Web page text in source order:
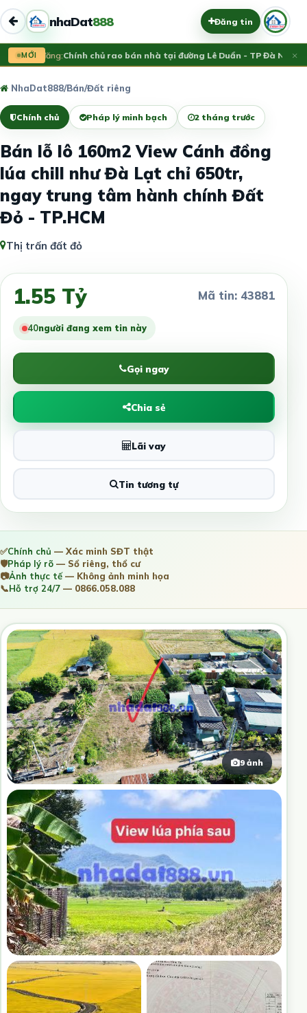
nhaDat888 Đăng tin
MỚI
Vừa đăng:Chính chủ rao bán nhà tại đường Lê Duẩn - TP Đà Nẵng;×
NhaDat888/Bán/Đất riêng
Chính chủ Pháp lý minh bạch 2 tháng trước
Bán lỗ lô 160m2 View Cánh đồng
lúa chill như Đà Lạt chỉ 650tr,
ngay trung tâm hành chính Đất
Đỏ - TP.HCM
Thị trấn đất đỏ
1.55 Tỷ Mã tin: 43881
39người đang xem tin này
Gọi ngay
Chia sẻ
Lãi vay
Tin tương tự
✅Chính chủ — Xác minh SĐT thật
🛡️Pháp lý rõ — Sổ riêng, thổ cư
📷Ảnh thực tế— Không ảnh minh họa
📞Hỗ trợ 24/7 — 0866.058.088
9 ảnh